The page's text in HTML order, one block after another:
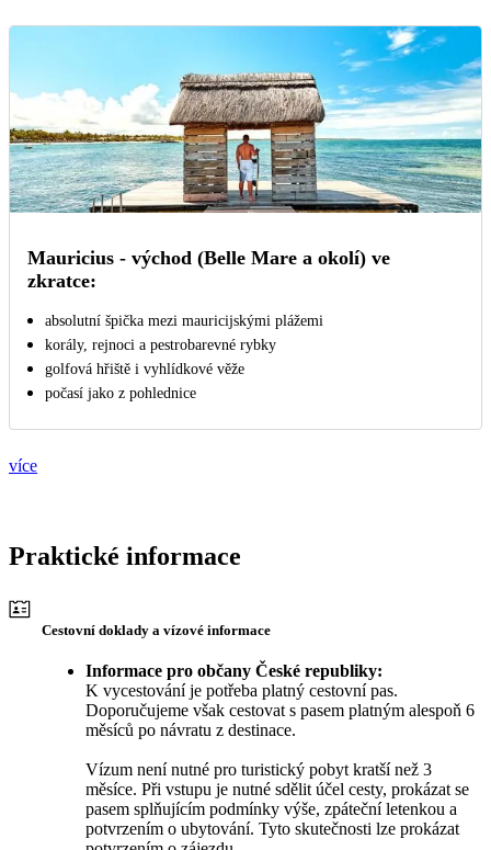
Mauricius - východ (Belle Mare a okolí) ve
zkratce:
absolutní špička mezi mauricijskými plážemi
korály, rejnoci a pestrobarevné rybky
golfová hřiště i vyhlídkové věže
počasí jako z pohlednice
více
Praktické informace
Cestovní doklady a vízové informace
Informace pro občany České republiky:
K vycestování je potřeba platný cestovní pas.
Doporučujeme však cestovat s pasem platným alespoň 6
měsíců po návratu z destinace.
Vízum není nutné pro turistický pobyt kratší než 3
měsíce. Při vstupu je nutné sdělit účel cesty, prokázat se
pasem splňujícím podmínky výše, zpáteční letenkou a
potvrzením o ubytování. Tyto skutečnosti lze prokázat